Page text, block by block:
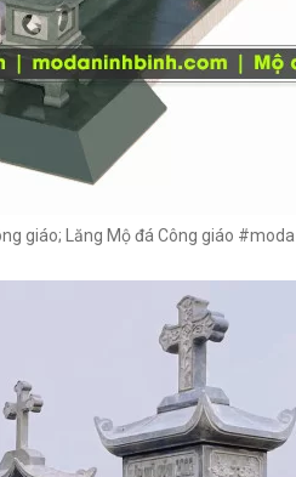
giáo; Lăng Mộ đá Công giáo #moda